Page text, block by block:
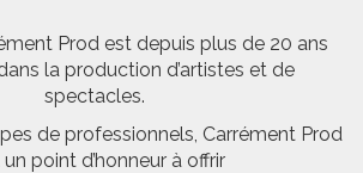
Prod est depuis plus de 20 ans
la production d’artistes et de
spectacles.
de professionnels, Carrément Prod
point d’honneur à offrir